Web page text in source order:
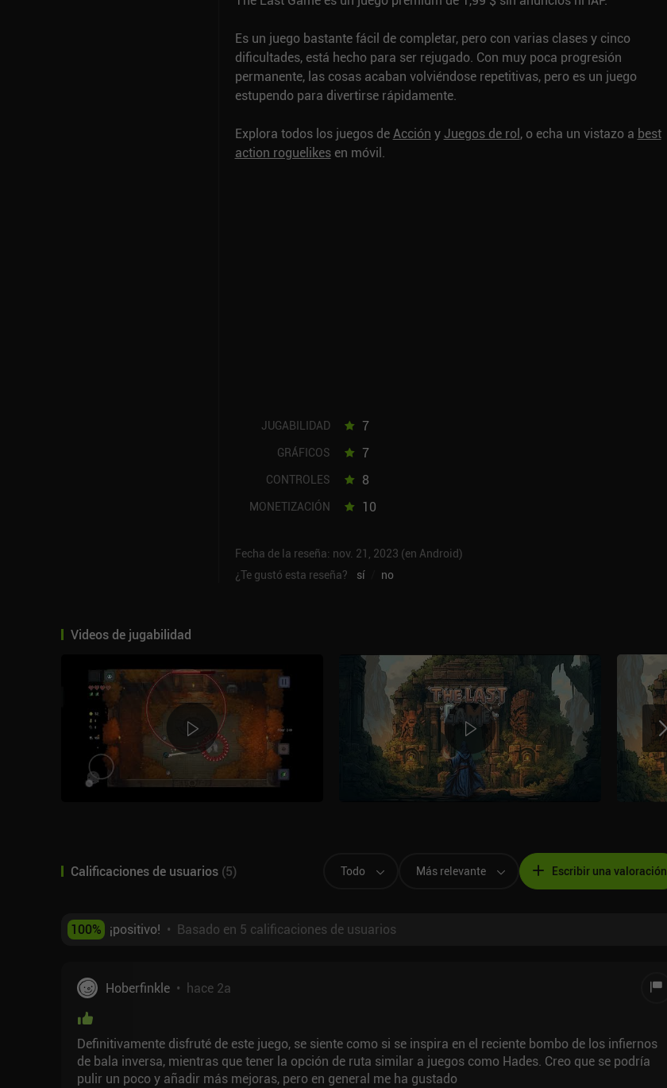
Es un juego bastante fácil de completar, pero con varias clases y cinco
dificultades, está hecho para ser rejugado. Con muy poca progresión
permanente, las cosas acaban volviéndose repetitivas, pero es un juego
estupendo para divertirse rápidamente.
Explora todos los juegos deAcción y Juegos de rol, o echa un vistazo a best
action roguelikesen móvil.
JUGABILIDAD 7
GRÁFICOS 7
CONTROLES 8
MONETIZACIÓN 10
Fecha de la reseña: nov. 21, 2023 (en Android)
¿Te gustó esta reseña?
sí no
Videos de jugabilidad
Calificaciones de usuarios (5) Todo Más relevante Escribir una valoración
100% ¡positivo! • Basado en 5 calificaciones de usuarios
Hoberfinkle• hace 2a
Definitivamente disfruté de este juego, se siente como si se inspira en el reciente bombo de los infiernos
de bala inversa, mientras que tener la opción de ruta similar a juegos como Hades. Creo que se podría
pulir un poco y añadir más mejoras, pero en general me ha gustado